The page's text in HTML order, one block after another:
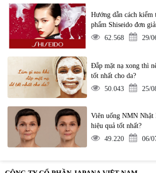
Hướng dẫn cách kiểm
phẩm Shiseido đơn
62.568
29/
Đắp mặt nạ xong thì
tốt nhất cho da?
50.043
25/
Viên uống NMN Nhật
hiệu quả tốt nhất?
49.220
06/